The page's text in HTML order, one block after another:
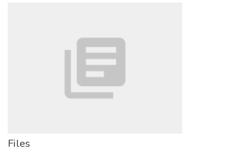
Files